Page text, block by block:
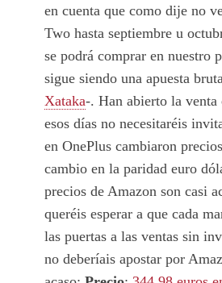
en cuenta que como dije no
Two hasta septiembre u
se podrá comprar en nuestro
sigue siendo una apuesta
Xataka-. Han abierto la venta
esos días no necesitaréis
en OnePlus cambiaron
cambio en la paridad euro
precios de Amazon son casi
queréis esperar a que cada
las puertas a las ventas sin
no deberíais apostar por